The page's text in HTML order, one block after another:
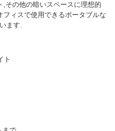
その他の暗いスペースに理想的
ィスで使用できるポータブルな
ます.
ト